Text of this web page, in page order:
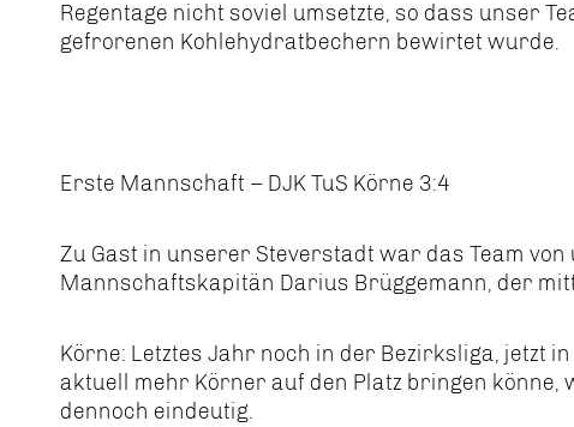
Regentage nicht soviel umsetzte, so dass unser
gefrorenen Kohlehydratbechern bewirtet wurde.
Erste Mannschaft – DJK TuS Körne 3:4
Zu Gast in unserer Steverstadt war das Team
Mannschaftskapitän Darius Brüggemann, der
Körne: Letztes Jahr noch in der Bezirksliga, jetzt
aktuell mehr Körner auf den Platz bringen
dennoch eindeutig.